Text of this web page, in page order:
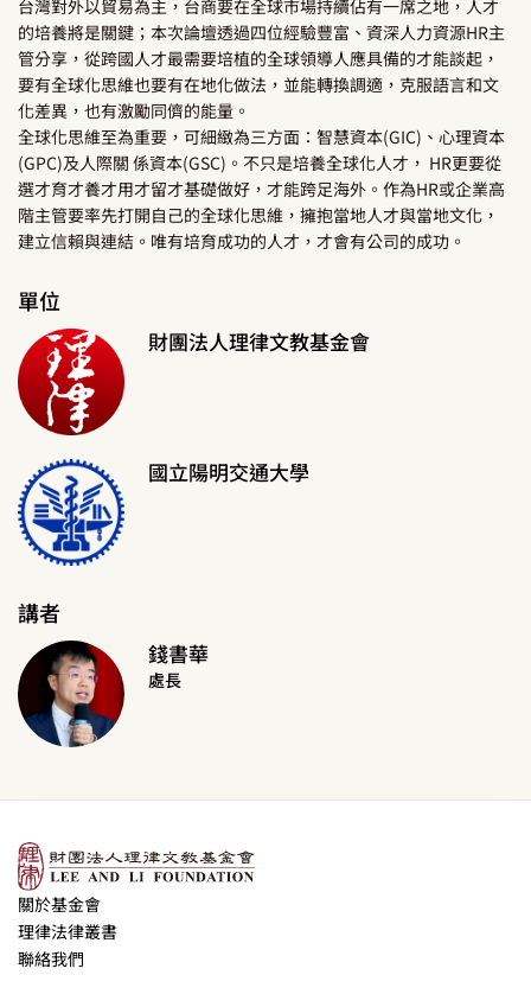
台灣對外以貿易為主，台商要在全球市場持續佔有一席之地，人才
的培養將是關鍵；本次論壇透過四位經驗豐富、資深人力資源HR主
管分享，從跨國人才最需要培植的全球領導人應具備的才能談起，
要有全球化思維也要有在地化做法，並能轉換調適，克服語言和文
化差異，也有激勵同儕的能量。
全球化思維至為重要，可細緻為三方面：智慧資本(GIC)、心理資本
(GPC)及人際關 係資本(GSC)。不只是培養全球化人才， HR更要從
選才育才養才用才留才基礎做好，才能跨足海外。作為HR或企業高
階主管要率先打開自己的全球化思維，擁抱當地人才與當地文化，
建立信賴與連結。唯有培育成功的人才，才會有公司的成功。
單位
財團法人理律文教基金會
國立陽明交通大學
講者
錢書華
處長
關於基金會
理律法律叢書
聯絡我們